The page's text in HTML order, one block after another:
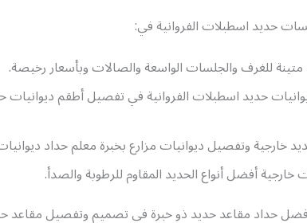
حديد اسطبلات الفروانية في:
للغرف والجلسات الواسعة والصالات وبأسعار رخيصة.
حديد اسطبلات الفروانية في تفصيل أطقم ديوانيات
خارجية وتفصيل ديوانيات مزارع بخبرة معلم حداد
أفضل أنواع الحديد المقاوم للرطوبة والصدأ.
أفضل حداد مقاعد حديد ذو خبرة في تصميم وتفصيل مقاعد